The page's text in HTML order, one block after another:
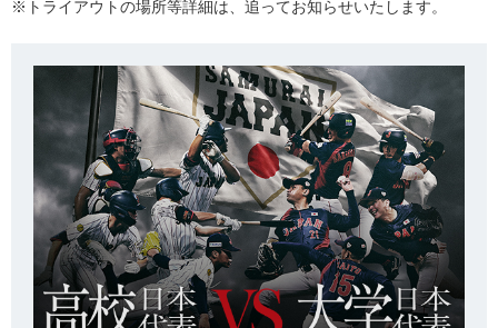
※トライアウトの場所等詳細は、追ってお知らせいたします。